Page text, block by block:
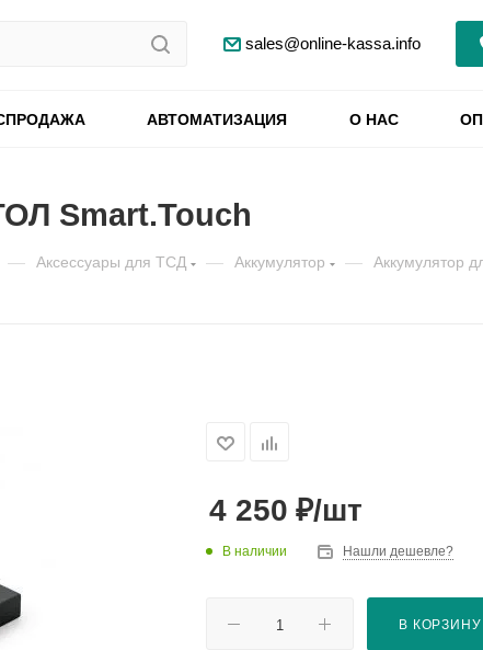
sales@online-kassa.info
АВТОМАТИЗАЦИЯ О НАС
Smart.Touch
— Аксессуары для ТСД — Аккумулятор — Аккумулятор
4 250 ₽/шт
В наличии Нашли дешевле?
В КОРЗИНУ